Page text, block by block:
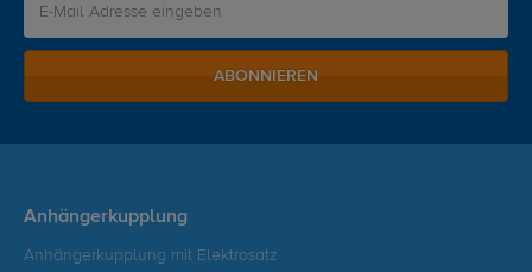
ABONNIEREN
Anhängerkupplung
Anhängerkupplung mit Elektrosatz